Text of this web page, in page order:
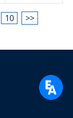
10 >>